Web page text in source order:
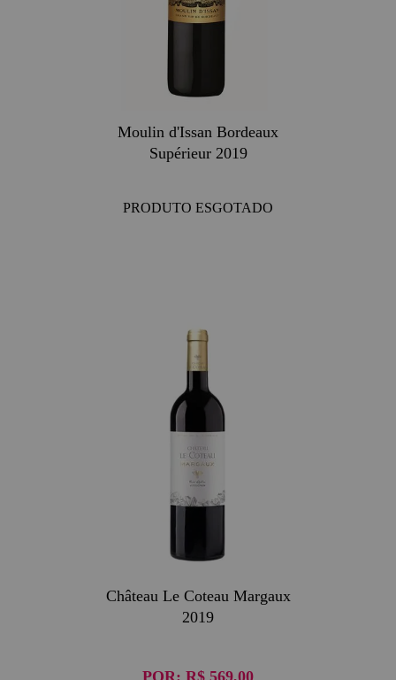
Moulin d'Issan Bordeaux
Supérieur 2019
PRODUTO ESGOTADO
Château Le Coteau Margaux
2019
POR: R$ 569,00